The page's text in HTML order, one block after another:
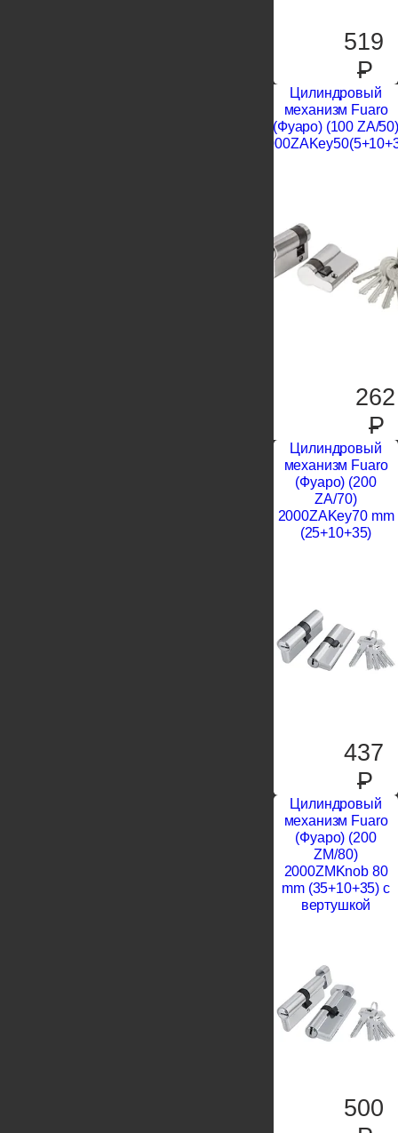
519
P
Цилиндровый
механизм Fuaro
(Фуаро) (100 ZA/50)
262
P
Цилиндровый
механизм Fuaro
(Фуаро) (200
ZA/70)
2000ZAKey70 mm
(25+10+35)
437
P
Цилиндровый
механизм Fuaro
(Фуаро) (200
ZM/80)
2000ZMKnob 80
mm (35+10+35) с
вертушкой
500